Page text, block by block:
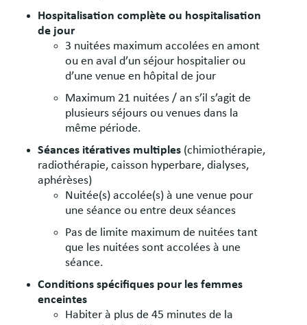
Hospitalisation complète ou hospitalisation
de jour
3 nuitées maximum accolées en amont
ou en aval d’un séjour hospitalier ou
d’une venue en hôpital de jour
Maximum 21 nuitées / an s’il s’agit de
plusieurs séjours ou venues dans la
même période.
Séances itératives multiples (chimiothérapie,
radiothérapie, caisson hyperbare, dialyses,
aphérèses)
Nuitée(s) accolée(s) à une venue pour
une séance ou entre deux séances
Pas de limite maximum de nuitées tant
que les nuitées sont accolées à une
séance.
Conditions spécifiques pour les femmes
enceintes
Habiter à plus de 45 minutes de la